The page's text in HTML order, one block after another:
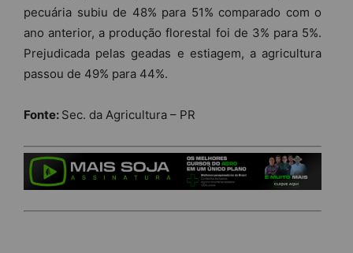
pecuária subiu de 48% para 51% comparado com o
ano anterior, a produção florestal foi de 3% para 5%.
Prejudicada pelas geadas e estiagem, a agricultura
passou de 49% para 44%.
Fonte: Sec. da Agricultura – PR